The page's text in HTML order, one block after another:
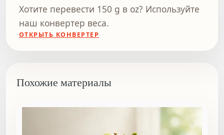
Хотите перевести 150 g в oz? Используйте
наш конвертер веса.
ОТКРЫТЬ КОНВЕРТЕР
Похожие материалы